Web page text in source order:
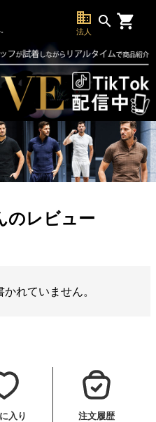
business
法人
search
のレビュー
れていません。
入り 注文履歴